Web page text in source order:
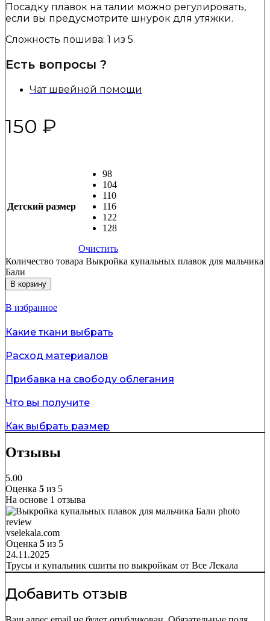
Посадку плавок на талии можно регулировать,
если вы предусмотрите шнурок для утяжки.
Сложность пошива: 1 из 5.
Есть вопросы ?
Чат швейной помощи
150 ₽
Детский размер
98
104
110
116
122
128
Очистить
Количество товара Выкройка купальных плавок для мальчика
Бали
В корзину
В избранное
Какие ткани выбрать
Расход материалов
Прибавка на свободу облегания
Что вы получите
Как выбрать размер
Отзывы
5.00
Оценка 5 из 5
На основе 1 отзыва
vselekala.com
Оценка 5 из 5
24.11.2025
Трусы и купальник сшиты по выкройкам от Все Лекала
Добавить отзыв